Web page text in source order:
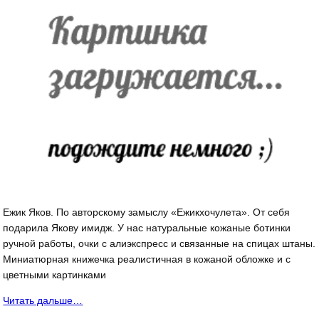
Ежик Яков. По авторскому замыслу «Ежикхочулета». От себя
подарила Якову имидж. У нас натуральные кожаные ботинки
ручной работы, очки с алиэкспресс и связанные на спицах штаны.
Миниатюрная книжечка реалистичная в кожаной обложке и с
цветными картинками
Читать дальше…